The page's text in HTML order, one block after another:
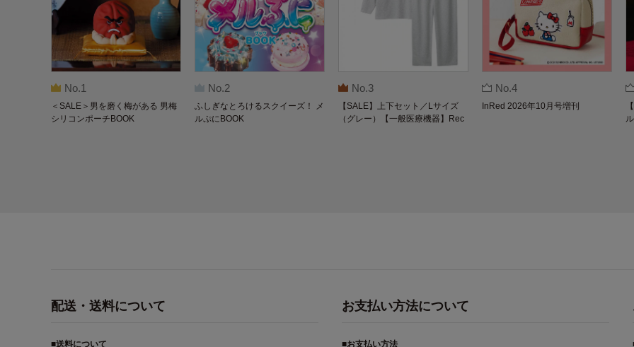
No.1
＜SALE＞男を磨く梅がある 男梅
シリコンポーチBOOK
No.2
ふしぎなとろけるスクイーズ！ メ
ルぷにBOOK
No.3
【SALE】上下セット／Lサイズ
（グレー）【一般医療機器】Rec
No.4
InRed 2026年10月号増刊
配送・送料について
■送料について
お支払い方法について
■お支払い方法